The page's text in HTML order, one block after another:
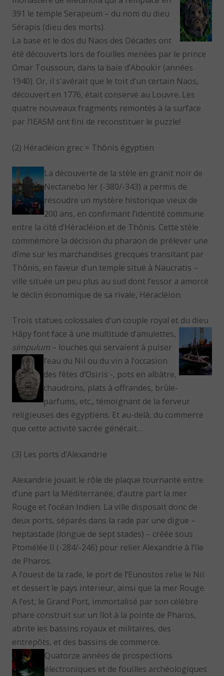
391 le temple Serapeum – du nom du dieu
Sérapis (dieu des morts).
La base et le dos du Naos des Décades ont
été découverts lors de fouilles menées par le prince
Omar Toussoun, dans la baie d’Aboukir (années
1940). Or, il s’avérait que le toit d’un certain Naos,
découvert en 1776, était conservé au Louvre. Les
quatre nouveaux fragments remontés à la surface
par l’IEASM ont fini de reconstituer le puzzle!
(2) Héracléion grec = Thônis égyptien
La découverte de la stèle en granit noir de
Nectanebo Ier (-380/-343) a permis de
résoudre un mystère historique vieux de
200 ans, en confirmant l’identité commune
entre la cité d’Héracléion et de Thônis. Cette stèle
commémore la décision du pharaon de prélever une
dîme sur les marchandises grecques transitant par
Thônis, en faveur d’un temple situé à Naucratis –
ville située un peu plus au sud dont l’essor a amorcé
le déclin économique de sa rivale, Héracléion.
Trois statues colossales d’un couple royal et du dieu
Hâpy font face à une multitude d’amulettes,
simpulum – louches qui servaient à puiser
l’eau du Nil ou du vin à l’occasion
des fêtes d’Osiris -, pots en albâtre,
chaudrons, plats à offrandes, brûle-
parfums, etc., témoignant de la ferveur
religieuses des égyptiens. Et au-delà, du commerce
que cette activité sacrée générait…
(3) Les ports d’Alexandrie
Alexandrie jouait le rôle de plaque tournante entre
d’une part la Méditerranée, d’autre part la mer
Rouge et l’océan Indien. La ville disposait donc de
deux ports, séparés dans la rade par une digue –
heptastade (longue de sept stades) – créée sous
Ptomélée II (-284/-246) pour relier Alexandrie à l’île
de Pharos.
A l’ouest de la rade, le port de l’Eunostos relie le Nil
et dessert le pays intérieur, ainsi que la mer Rouge.
A l’est, le Grand Port, immortalisé par son célèbre
phare construit sur un îlot à la pointe de Pharos,
abrite les bassins royaux et militaires, des
entrepôts, et des bassins de commerce.
Quatorze années de prospections
électroniques et de fouilles archéologiques